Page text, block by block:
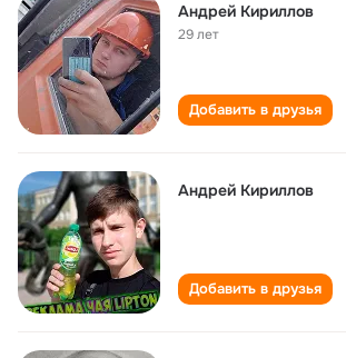
Андрей Кириллов
29 лет
Добавить в друзья
Андрей Кириллов
Добавить в друзья